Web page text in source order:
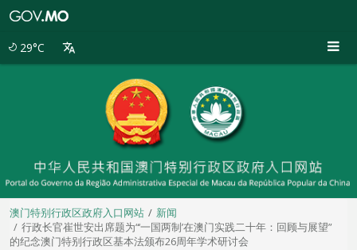
29°C
澳门特别行政区政府入口网站
新闻
行政长官崔世安出席题为“‘一国两制’在澳门实践二十年：回顾与展望”
的纪念澳门特别行政区基本法颁布26周年学术研讨会